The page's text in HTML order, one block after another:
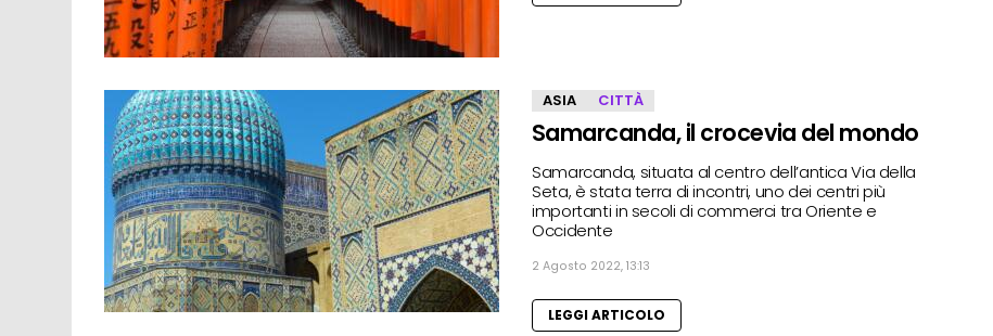
ASIA CITTÀ
Samarcanda, il crocevia del mondo
Samarcanda, situata al centro dell’antica Via della
Seta, è stata terra di incontri, uno dei centri più
importanti in secoli di commerci tra Oriente e
Occidente
2 Agosto 2022, 13:13
LEGGI ARTICOLO